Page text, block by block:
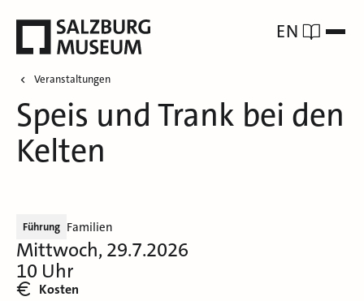
EN
Veranstaltungen
Speis und Trank bei den
Kelten
Führung Familien
Mittwoch, 29.7.2026
10 Uhr
Kosten